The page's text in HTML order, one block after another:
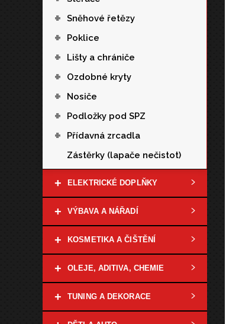
+ Sněhové řetězy
+ Poklice
+ Lišty a chrániče
+ Ozdobné kryty
+ Nosiče
+ Podložky pod SPZ
+
Přídavná zrcadla
Zástěrky (lapače nečistot)
+ ELEKTRICKÉ DOPLŇKY
+ VÝBAVA A NÁŘADÍ
+ KOSMETIKA A ČIŠTĚNÍ
+ OLEJE, ADITIVA, CHEMIE
+ TUNING A DEKORACE